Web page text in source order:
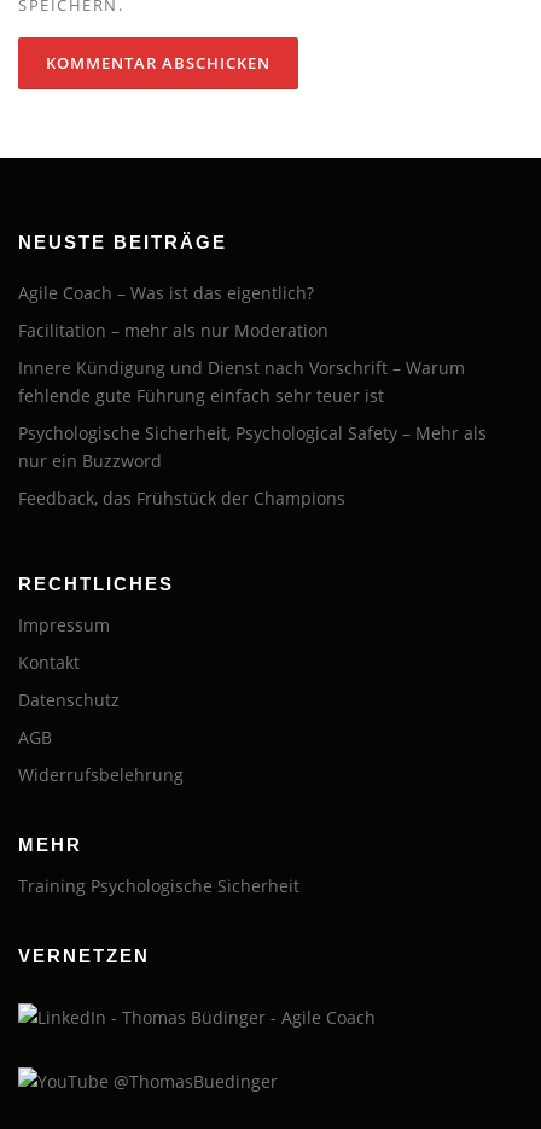
SPEICHERN.
NEUSTE BEITRÄGE
Agile Coach – Was ist das eigentlich?
Facilitation – mehr als nur Moderation
Innere Kündigung und Dienst nach Vorschrift – Warum
fehlende gute Führung einfach sehr teuer ist
Psychologische Sicherheit, Psychological Safety – Mehr als
nur ein Buzzword
Feedback, das Frühstück der Champions
RECHTLICHES
Impressum
Kontakt
Datenschutz
AGB
Widerrufsbelehrung
MEHR
Training Psychologische Sicherheit
VERNETZEN